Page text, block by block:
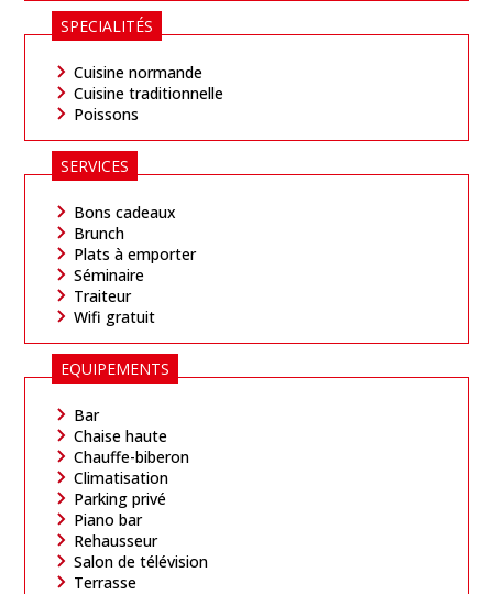
SPECIALITÉS
Cuisine normande
Cuisine traditionnelle
Poissons
SERVICES
Bons cadeaux
Brunch
Plats à emporter
Séminaire
Traiteur
Wifi gratuit
EQUIPEMENTS
Bar
Chaise haute
Chauffe-biberon
Climatisation
Parking privé
Piano bar
Rehausseur
Salon de télévision
Terrasse